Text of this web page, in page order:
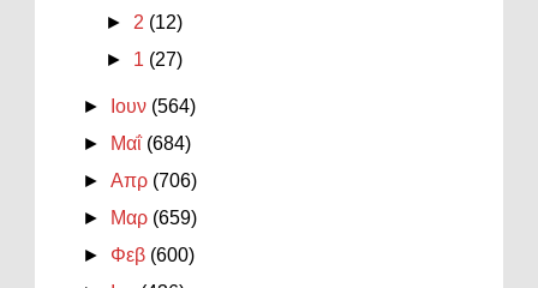
► 2 (12)
► 1 (27)
► Ιουν (564)
►
Μαΐ (684)
►Απρ (706)
►
Μαρ (659)
► Φεβ (600)